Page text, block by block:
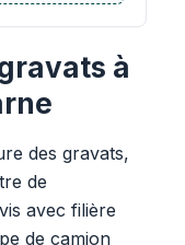
à
des gravats,
de
avec filière
de camion